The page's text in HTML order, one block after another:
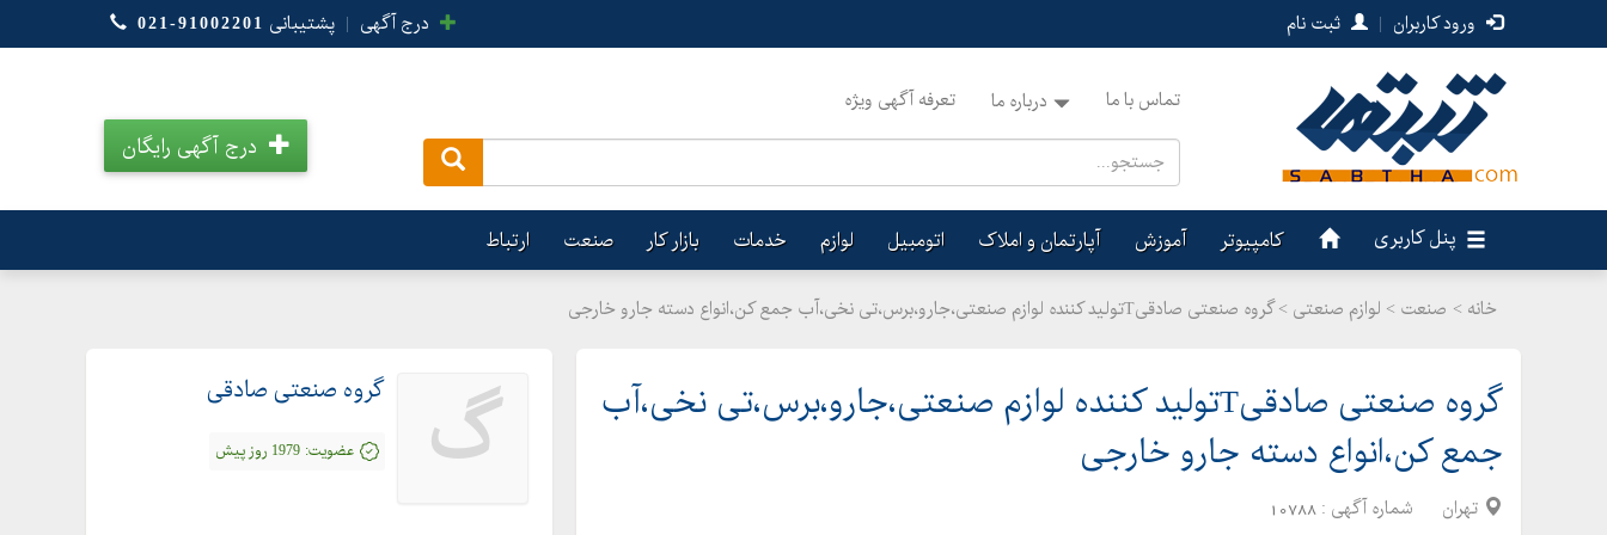
ورود کاربران | ثبت نام درج آگهی | پشتیبانی 021-91002201
تماس با ما درباره ما تعرفه آگهی ویژه
درج آگهی رایگان
پنل کاربری کامپیوتر آموزش آپارتمان و املاک اتومبیل لوازم خدمات بازار کار صنعت ارتباط
خانه > صنعت > لوازم صنعتی > گروه صنعتی صادقیTتولید کننده لوازم صنعتی،جارو،برس،تی نخی،آب جمع کن،انواع دسته جارو خارجی
گروه صنعتی صادقیTتولید کننده لوازم صنعتی،جارو،برس،تی نخی،آب
جمع کن،انواع دسته جارو خارجی
تهران شماره آگهی : 10788
گ گروه صنعتی صادقی
عضویت: 1979 روز پیش